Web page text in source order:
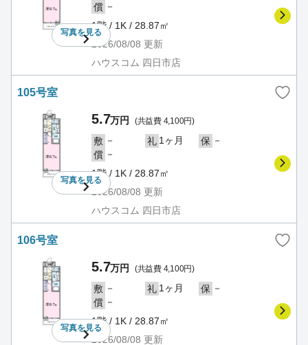
写真を見る
償 －
1階 / 1K / 28.87㎡
2026/08/08 更新
ハウスコム 四日市店
105号室
写真を見る
5.7万円 (共益費 4,100円)
敷 － 礼 1ヶ月 保 －
償 －
1階 / 1K / 28.87㎡
2026/08/08 更新
ハウスコム 四日市店
106号室
写真を見る
5.7万円 (共益費 4,100円)
敷 － 礼 1ヶ月 保 －
償 －
1階 / 1K / 28.87㎡
2026/08/08 更新